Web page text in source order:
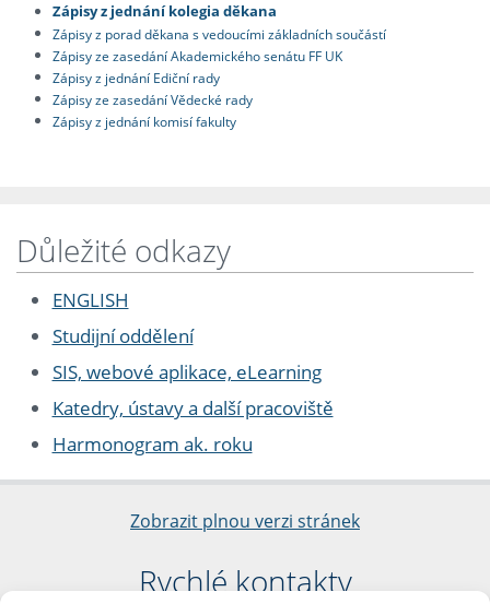
Zápisy z jednání kolegia děkana
Zápisy z porad děkana s vedoucími základních součástí
Zápisy ze zasedání Akademického senátu FF UK
Zápisy z jednání Ediční rady
Zápisy ze zasedání Vědecké rady
Zápisy z jednání komisí fakulty
Důležité odkazy
ENGLISH
Studijní oddělení
SIS, webové aplikace, eLearning
Katedry, ústavy a další pracoviště
Harmonogram ak. roku
Zobrazit plnou verzi stránek
Rychlé kontakty